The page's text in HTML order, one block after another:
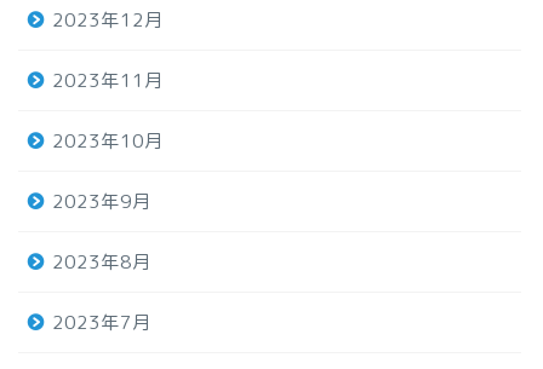
2023年12月
2023年11月
2023年10月
2023年9月
2023年8月
2023年7月